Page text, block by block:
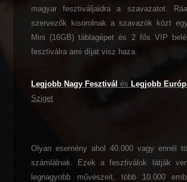
magyar fesztiváljaidra a szavazatot.
szervezők kisorolnak a szavazók közt
Mini (16GB) táblagépet és 2 fős VIP
fesztiválra ami díjat visz haza.
Legjobb Nagy Fesztivál és Legjobb
Sziget
Olyan esemény ahol 40.000 vagy ennél
számlálnak. Ezek a fesztiválok látják
legnagyobb művészeit, több 10.000